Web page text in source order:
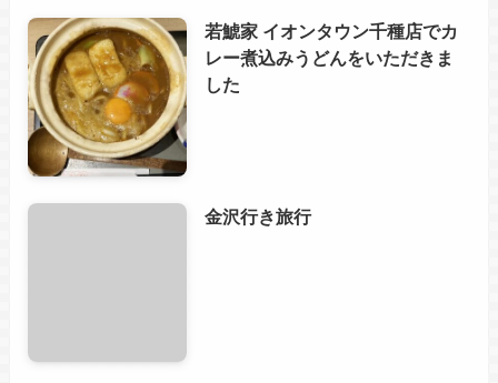
若鯱家 イオンタウン千種店でカ
レー煮込みうどんをいただきま
した
金沢行き旅行